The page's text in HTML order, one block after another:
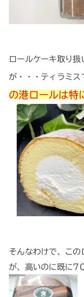
ロールケーキ取り
が・・・ティラミス
の港ロールは特
そんなわけで、こ
が、高いのに既に